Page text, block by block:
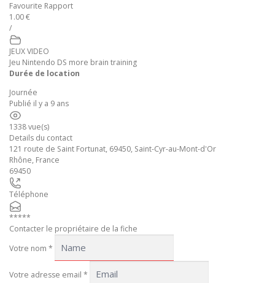
Favourite Rapport
1.00 €
/
JEUX VIDEO
Jeu Nintendo DS more brain training
Durée de location
Journée
Publié il y a 9 ans
1338 vue(s)
Details du contact
121 route de Saint Fortunat, 69450, Saint-Cyr-au-Mont-d'Or
Rhône, France
69450
Téléphone
*****
Contacter le propriétaire de la fiche
Votre nom *
Votre adresse email *